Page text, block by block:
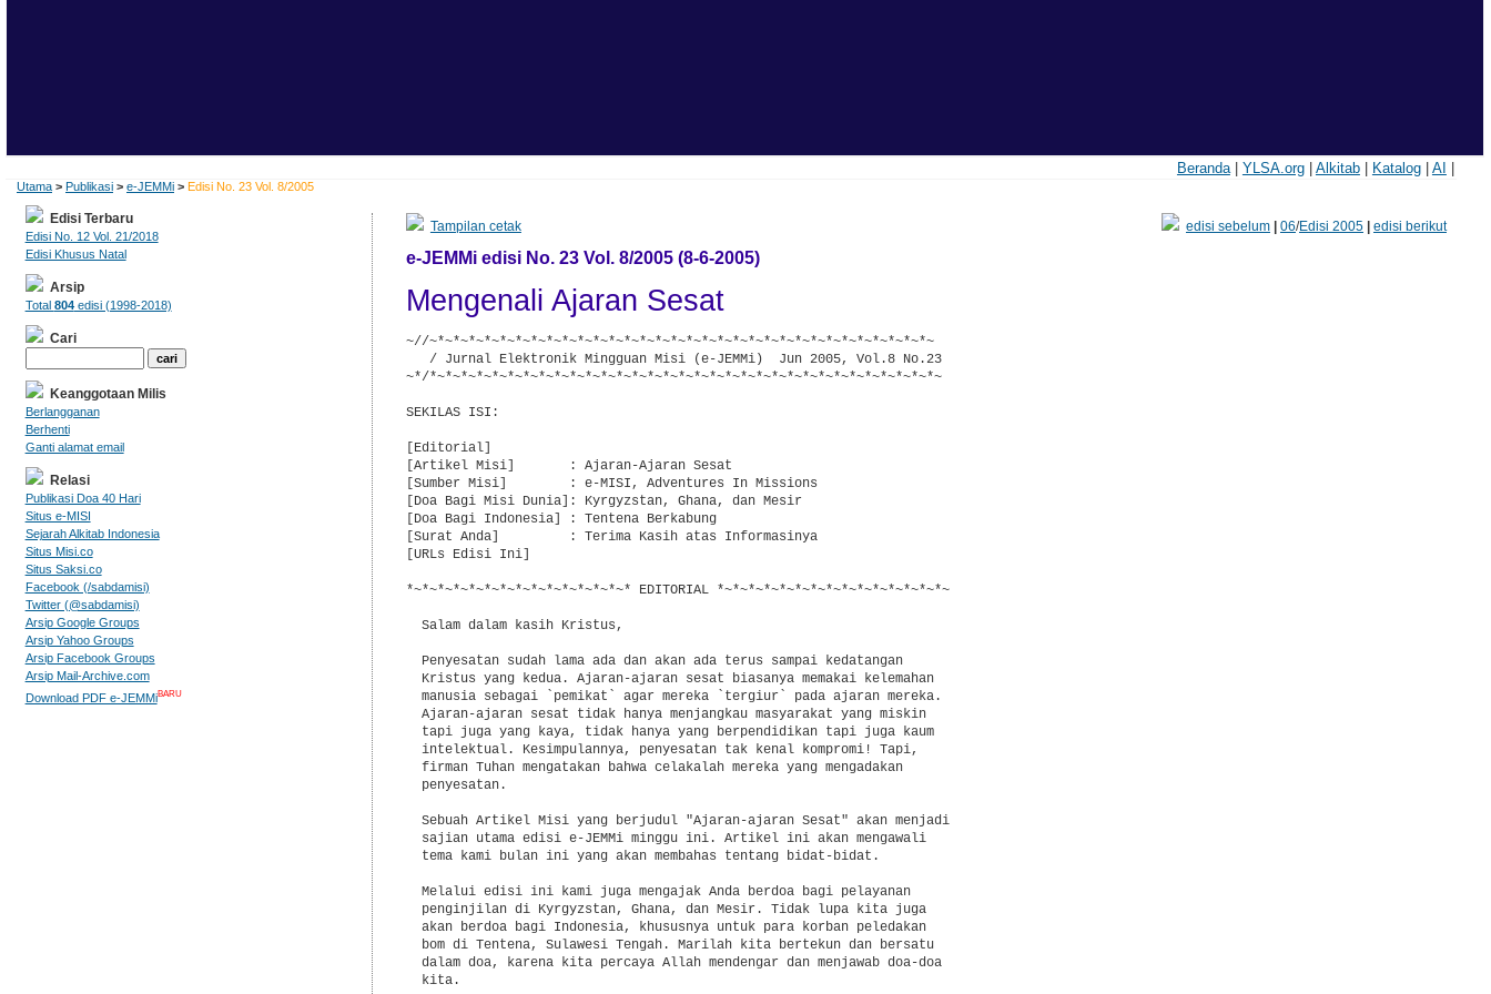
Beranda| YLSA.org| Alkitab| Katalog| AI
Utama > Publikasi > e-JEMMi > Edisi No. 23 Vol. 8/2005
Tampilan cetak edisi sebelum| 06/Edisi 2005| edisi berikut
e-JEMMi edisi No. 23 Vol. 8/2005 (8-6-2005)
Mengenali Ajaran Sesat
~//~*~*~*~*~*~*~*~*~*~*~*~*~*~*~*~*~*~*~*~*~*~*~*~*~*~*~*~*~*~*~*~*~
   / Jurnal Elektronik Mingguan Misi (e-JEMMi)  Jun 2005, Vol.8 No.23
~*/*~*~*~*~*~*~*~*~*~*~*~*~*~*~*~*~*~*~*~*~*~*~*~*~*~*~*~*~*~*~*~*~*~
SEKILAS ISI:
[Editorial]
[Artikel Misi]       : Ajaran-Ajaran Sesat
[Sumber Misi]        : e-MISI, Adventures In Missions
[Doa Bagi Misi Dunia]: Kyrgyzstan, Ghana, dan Mesir
[Doa Bagi Indonesia] : Tentena Berkabung
[Surat Anda]         : Terima Kasih atas Informasinya
[URLs Edisi Ini]
*~*~*~*~*~*~*~*~*~*~*~*~*~*~* EDITORIAL *~*~*~*~*~*~*~*~*~*~*~*~*~*~*~
  Salam dalam kasih Kristus,
  Penyesatan sudah lama ada dan akan ada terus sampai kedatangan
  Kristus yang kedua. Ajaran-ajaran sesat biasanya memakai kelemahan
  manusia sebagai `pemikat` agar mereka `tergiur` pada ajaran mereka.
  Ajaran-ajaran sesat tidak hanya menjangkau masyarakat yang miskin
  tapi juga yang kaya, tidak hanya yang berpendidikan tapi juga kaum
  intelektual. Kesimpulannya, penyesatan tak kenal kompromi! Tapi,
  firman Tuhan mengatakan bahwa celakalah mereka yang mengadakan
  penyesatan.
  Sebuah Artikel Misi yang berjudul "Ajaran-ajaran Sesat" akan menjadi
  sajian utama edisi e-JEMMi minggu ini. Artikel ini akan mengawali
  tema kami bulan ini yang akan membahas tentang bidat-bidat.
  Melalui edisi ini kami juga mengajak Anda berdoa bagi pelayanan
  penginjilan di Kyrgyzstan, Ghana, dan Mesir. Tidak lupa kita juga
  akan berdoa bagi Indonesia, khususnya untuk para korban peledakan
  bom di Tentena, Sulawesi Tengah. Marilah kita bertekun dan bersatu
  dalam doa, karena kita percaya Allah mendengar dan menjawab doa-doa
  kita.
Edisi Terbaru
Edisi No. 12 Vol. 21/2018
Edisi Khusus Natal
Arsip
Total 804edisi (1998-2018)
Cari
Keanggotaan Milis
Berlangganan
Berhenti
Ganti alamat email
Relasi
Publikasi Doa 40 Hari
Situs e-MISI
Sejarah Alkitab Indonesia
Situs Misi.co
Situs Saksi.co
Facebook (/sabdamisi)
Twitter (@sabdamisi)
Arsip Google Groups
Arsip Yahoo Groups
Arsip Facebook Groups
Arsip Mail-Archive.com
Download PDF e-JEMMiBARU